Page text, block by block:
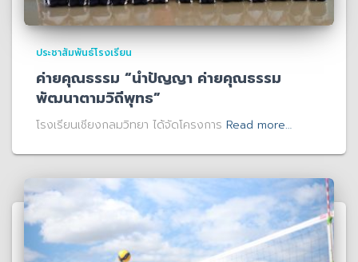
ประชาสัมพันธ์โรงเรียน
ค่ายคุณธรรม “นำปัญญา ค่ายคุณธรรม
พัฒนาตามวิถีพุทธ”
โรงเรียนเชียงกลมวิทยา ได้จัดโครงการ Read more…